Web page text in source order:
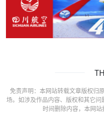
免责声明：本网站转载文章版权归
场。如涉及作品内容、版权和其它
时间删除内容，本网站